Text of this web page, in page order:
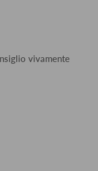
vivamente